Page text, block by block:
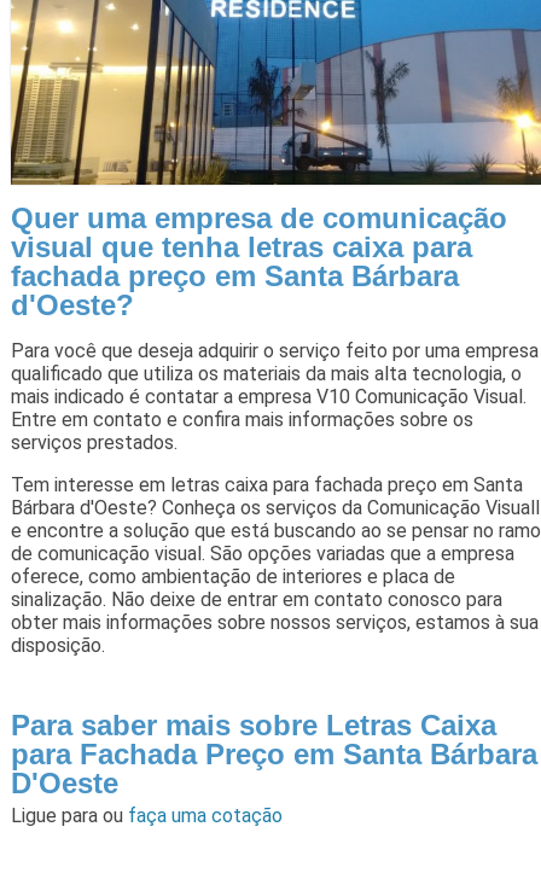
Quer uma empresa de comunicação
visual que tenha letras caixa para
fachada preço em Santa Bárbara
d'Oeste?
Para você que deseja adquirir o serviço feito por uma empresa
qualificado que utiliza os materiais da mais alta tecnologia, o
mais indicado é contatar a empresa V10 Comunicação Visual.
Entre em contato e confira mais informações sobre os
serviços prestados.
Tem interesse em letras caixa para fachada preço em Santa
Bárbara d'Oeste? Conheça os serviços da Comunicação Visuall
e encontre a solução que está buscando ao se pensar no ramo
de comunicação visual. São opções variadas que a empresa
oferece, como ambientação de interiores e placa de
sinalização. Não deixe de entrar em contato conosco para
obter mais informações sobre nossos serviços, estamos à sua
disposição.
Para saber mais sobre Letras Caixa
para Fachada Preço em Santa Bárbara
D'Oeste
Ligue para ou faça uma cotação